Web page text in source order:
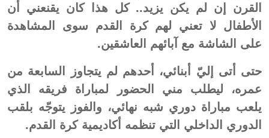
القرن إن لم يكن يزيد.. كل هذا كان يقنعني أن
الأطفال لا تعني لهم كرة القدم سوى المشاهدة
على الشاشة مع آبائهم العاشقين.
حتى أتى إليّ أبنائي، أحدهم لم يتجاوز السابعة من
عمره، ليطلب مني الحضور لمباراة فريقه الذي
يلعب مباراة دوري شبه نهائي، والفوز يتوجّه بلقب
الدوري الداخلي التي تنظمه أكاديمية كرة القدم.